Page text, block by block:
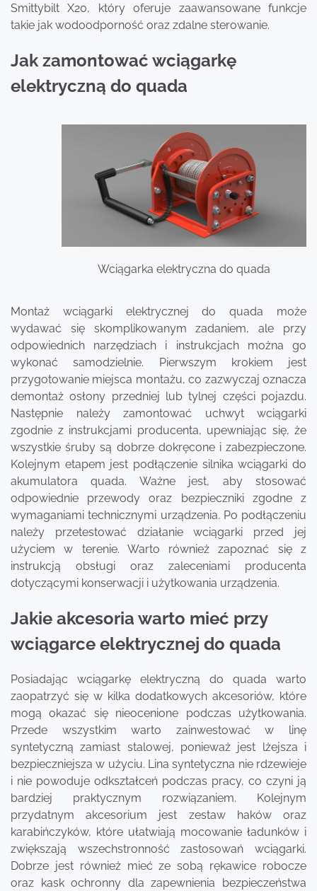
Smittybilt X20, który oferuje zaawansowane funkcje
takie jak wodoodporność oraz zdalne sterowanie.
Jak zamontować wciągarkę
elektryczną do quada
Wciągarka elektryczna do quada
Montaż wciągarki elektrycznej do quada może
wydawać się skomplikowanym zadaniem, ale przy
odpowiednich narzędziach i instrukcjach można go
wykonać samodzielnie. Pierwszym krokiem jest
przygotowanie miejsca montażu, co zazwyczaj oznacza
demontaż osłony przedniej lub tylnej części pojazdu.
Następnie należy zamontować uchwyt wciągarki
zgodnie z instrukcjami producenta, upewniając się, że
wszystkie śruby są dobrze dokręcone i zabezpieczone.
Kolejnym etapem jest podłączenie silnika wciągarki do
akumulatora quada. Ważne jest, aby stosować
odpowiednie przewody oraz bezpieczniki zgodne z
wymaganiami technicznymi urządzenia. Po podłączeniu
należy przetestować działanie wciągarki przed jej
użyciem w terenie. Warto również zapoznać się z
instrukcją obsługi oraz zaleceniami producenta
dotyczącymi konserwacji i użytkowania urządzenia.
Jakie akcesoria warto mieć przy
wciągarce elektrycznej do quada
Posiadając wciągarkę elektryczną do quada warto
zaopatrzyć się w kilka dodatkowych akcesoriów, które
mogą okazać się nieocenione podczas użytkowania.
Przede wszystkim warto zainwestować w linę
syntetyczną zamiast stalowej, ponieważ jest lżejsza i
bezpieczniejsza w użyciu. Lina syntetyczna nie rdzewieje
i nie powoduje odkształceń podczas pracy, co czyni ją
bardziej praktycznym rozwiązaniem. Kolejnym
przydatnym akcesorium jest zestaw haków oraz
karabińczyków, które ułatwiają mocowanie ładunków i
zwiększają wszechstronność zastosowań wciągarki.
Dobrze jest również mieć ze sobą rękawice robocze
oraz kask ochronny dla zapewnienia bezpieczeństwa